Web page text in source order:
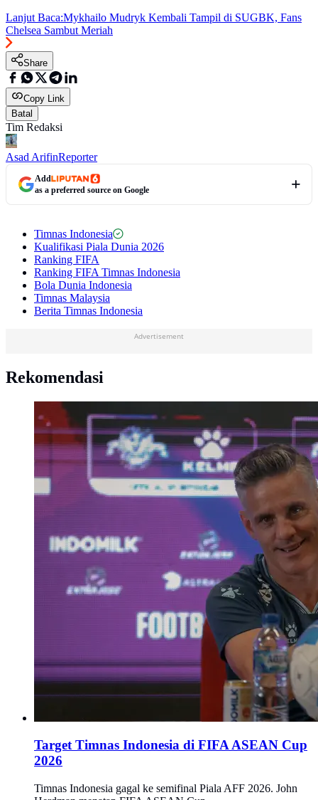
Lanjut Baca:Mykhailo Mudryk Kembali Tampil di SUGBK, Fans
Chelsea Sambut Meriah
Share
Copy Link
Batal
Tim Redaksi
Asad ArifinReporter
Add
as a preferred source on Google
Timnas Indonesia
Kualifikasi Piala Dunia 2026
Ranking FIFA
Ranking FIFA Timnas Indonesia
Bola Dunia Indonesia
Timnas Malaysia
Berita Timnas Indonesia
Advertisement
Rekomendasi
Target Timnas Indonesia di FIFA ASEAN Cup
2026
Timnas Indonesia gagal ke semifinal Piala AFF 2026. John